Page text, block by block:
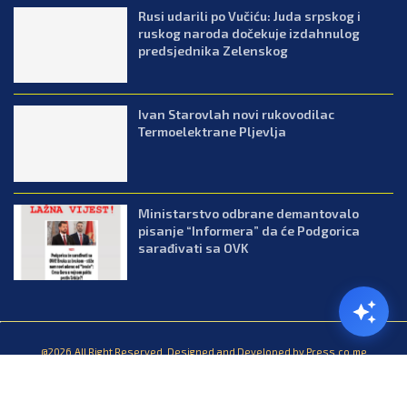
Rusi udarili po Vučiću: Juda srpskog i
ruskog naroda dočekuje izdahnulog
predsjednika Zelenskog
Ivan Starovlah novi rukovodilac
Termoelektrane Pljevlja
Ministarstvo odbrane demantovalo
pisanje “Informera” da će Podgorica
sarađivati sa OVK
@2026.All Right Reserved. Designed and Developed by Press.co.me